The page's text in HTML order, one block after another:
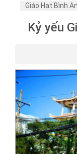
Giáo Hạt Bình An
Kỷ yếu